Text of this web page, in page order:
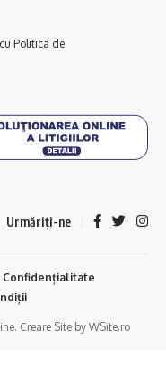
Politica de
Urmăriți-ne
Creare Site by WSite.ro
Confidențialitate